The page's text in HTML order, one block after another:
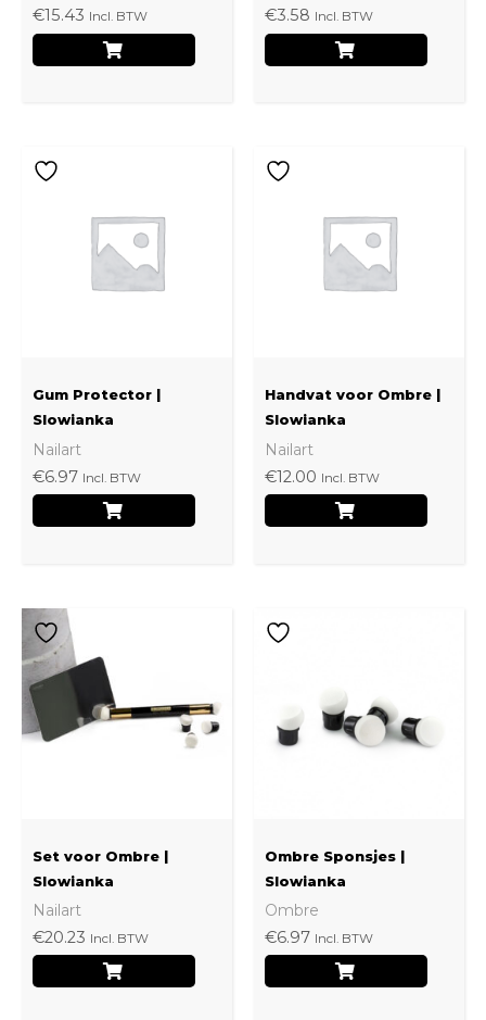
€15.43 Incl. BTW
€3.58 Incl. BTW
Gum Protector |
Slowianka
Nailart
€6.97 Incl. BTW
Handvat voor Ombre |
Slowianka
Nailart
€12.00 Incl. BTW
Set voor Ombre |
Slowianka
Nailart
€20.23 Incl. BTW
Ombre Sponsjes |
Slowianka
Ombre
€6.97 Incl. BTW